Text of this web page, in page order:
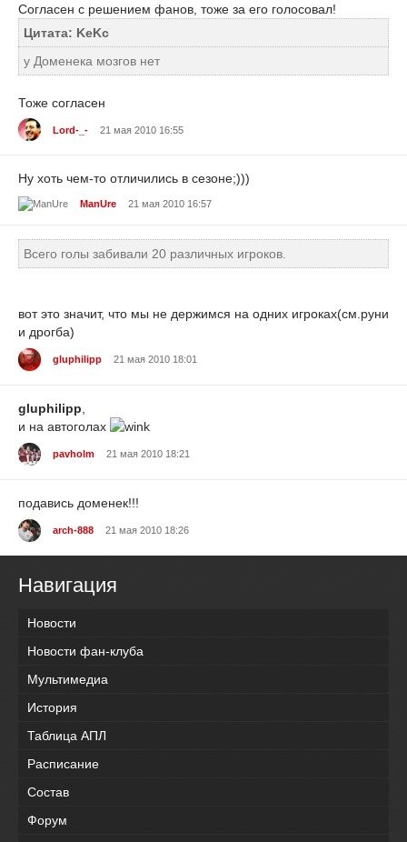
Согласен с решением фанов, тоже за его голосовал!
Цитата: KeKc
у Доменека мозгов нет
Тоже согласен
Lord-_- 21 мая 2010 16:55
Ну хоть чем-то отличились в сезоне;)))
ManUre 21 мая 2010 16:57
Всего голы забивали 20 различных игроков.
вот это значит, что мы не держимся на одних игроках(см.руни
и дрогба)
gluphilipp 21 мая 2010 18:01
gluphilipp
и на автоголах
pavholm 21 мая 2010 18:21
подавись доменек!!!
arch-888 21 мая 2010 18:26
Навигация
Новости
Новости фан-клуба
Мультимедиа
История
Таблица АПЛ
Расписание
Состав
Форум